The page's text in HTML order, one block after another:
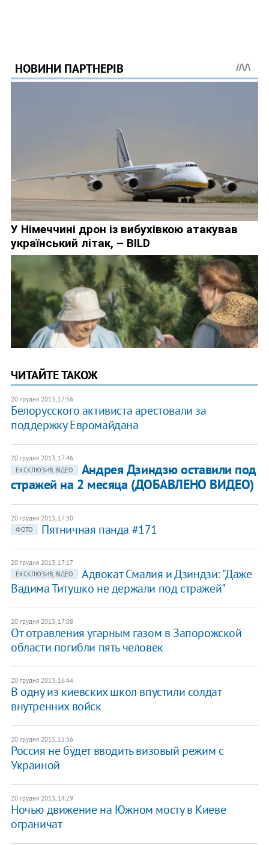
ЧИТАЙТЕ ТАКОЖ
20 грудня 2013, 17:56
Белорусского активиста арестовали за
поддержку Евромайдана
20 грудня 2013, 17:46
ЕКСКЛЮЗИВ, ВІДЕО
Андрея Дзиндзю оставили под
стражей на 2 месяца (ДОБАВЛЕНО ВИДЕО)
20 грудня 2013, 17:30
ФОТО
Пятничная панда #171
20 грудня 2013, 17:17
ЕКСКЛЮЗИВ, ВІДЕО
Адвокат Смалия и Дзиндзи: "Даже
Вадима Титушко не держали под стражей"
20 грудня 2013, 17:08
От отравления угарным газом в Запорожской
области погибли пять человек
20 грудня 2013, 16:44
В одну из киевских школ впустили солдат
внутренних войск
20 грудня 2013, 15:36
Россия не будет вводить визовый режим с
Украиной
20 грудня 2013, 14:29
Ночью движение на Южном мосту в Киеве
ограничат